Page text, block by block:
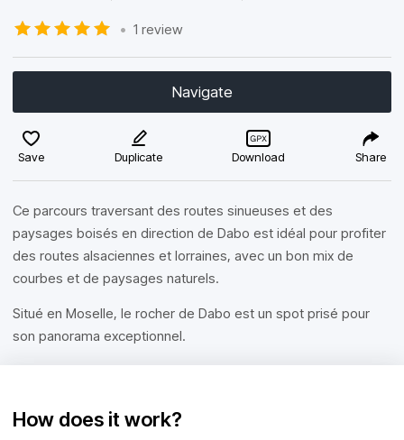
• 1 review
Navigate
Save Duplicate Download Share
Ce parcours traversant des routes sinueuses et des
paysages boisés en direction de Dabo est idéal pour profiter
des routes alsaciennes et lorraines, avec un bon mix de
courbes et de paysages naturels.
Situé en Moselle, le rocher de Dabo est un spot prisé pour
son panorama exceptionnel.
How does it work?